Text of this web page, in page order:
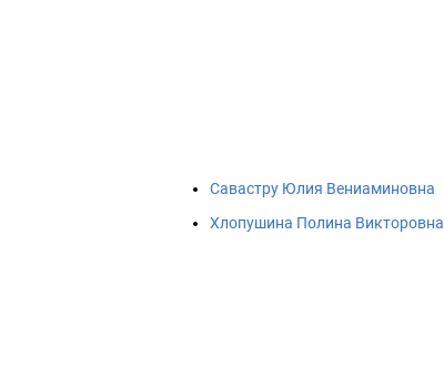
Савастру Юлия Вениаминовна
Хлопушина Полина Викторовна